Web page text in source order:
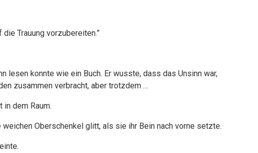
Trauung vorzubereiten.”
lesen konnte wie ein Buch. Er wusste, dass das Unsinn war,
zusammen verbracht, aber trotzdem …
in dem Raum.
Oberschenkel glitt, als sie ihr Bein nach vorne setzte.